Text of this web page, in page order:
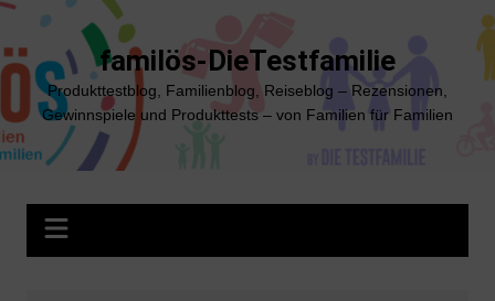
Zum
springen
familös-DieTestfamilie
Produkttestblog, Familienblog, Reiseblog – Rezensionen,
Gewinnspiele und Produkttests – von Familien für Familien